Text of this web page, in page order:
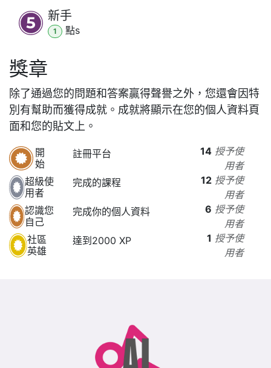
新手
1 點s
獎章
除了通過您的問題和答案贏得聲譽之外，您還會因特
別有幫助而獲得成就。 成就將顯示在您的個人資料頁
面和您的貼文上。
開
始
註冊平台 14 授予使
用者
超級使
用者
完成的課程 12 授予使
用者
認識您
自己
完成你的個人資料 6 授予使
用者
社區
英雄
達到2000 XP 1 授予使
用者